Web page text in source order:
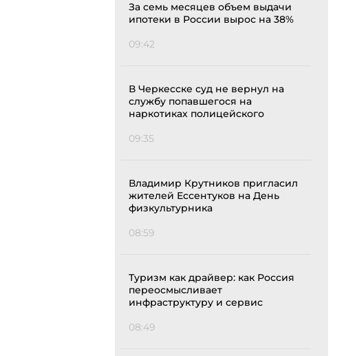
За семь месяцев объем выдачи
ипотеки в России вырос на 38%
09:42
В Черкесске суд не вернул на
службу попавшегося на
наркотиках полицейского
09:35
Владимир Крутников пригласил
жителей Ессентуков на День
физкультурника
08:59
Туризм как драйвер: как Россия
переосмысливает
инфраструктуру и сервис
08:49